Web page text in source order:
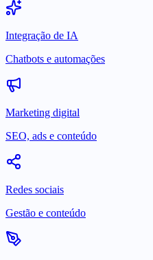
Integração de IA
Chatbots e automações
Marketing digital
SEO, ads e conteúdo
Redes sociais
Gestão e conteúdo